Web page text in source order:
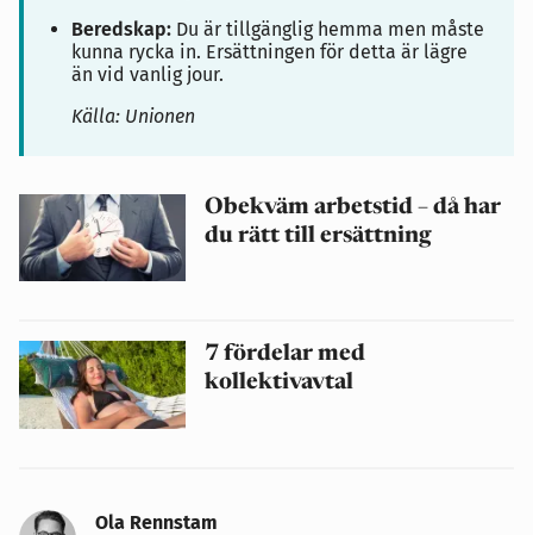
Beredskap: Du är tillgänglig hemma men måste
kunna rycka in. Ersättningen för detta är lägre
än vid vanlig jour.
Källa: Unionen
Obekväm arbetstid – då har
du rätt till ersättning
7 fördelar med
kollektivavtal
Ola Rennstam